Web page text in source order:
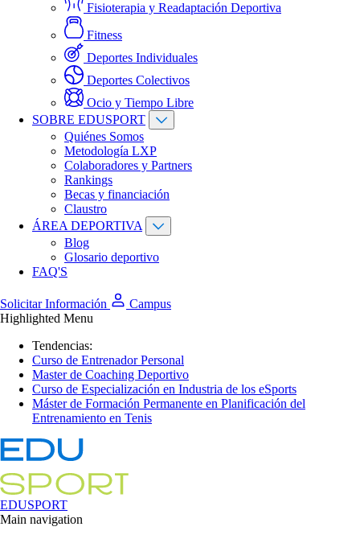
Fisioterapia y Readaptación Deportiva
Fitness
Deportes Individuales
Deportes Colectivos
Ocio y Tiempo Libre
SOBRE EDUSPORT
Quiénes Somos
Metodología LXP
Colaboradores y Partners
Rankings
Becas y financiación
Claustro
ÁREA DEPORTIVA
Blog
Glosario deportivo
FAQ'S
Solicitar Información
Campus
Highlighted Menu
Tendencias:
Curso de Entrenador Personal
Master de Coaching Deportivo
Curso de Especialización en Industria de los eSports
Máster de Formación Permanente en Planificación del
Entrenamiento en Tenis
EDUSPORT
Main navigation